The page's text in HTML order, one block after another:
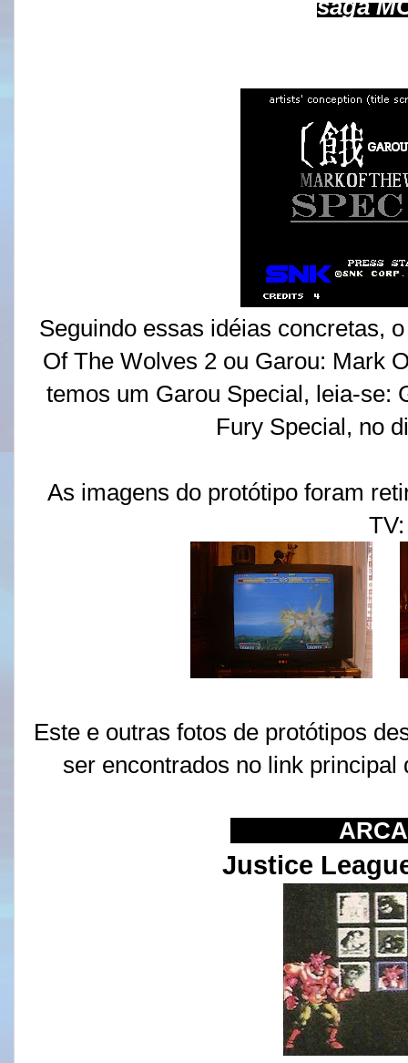
saga
Seguindo essas idéias concretas,
Of The Wolves 2 ou Garou: Mark
temos um Garou Special, leia-se:
Fury Special, no
As imagens do protótipo foram
TV:
Este e outras fotos de protótipos
ser encontrados no link
Justice